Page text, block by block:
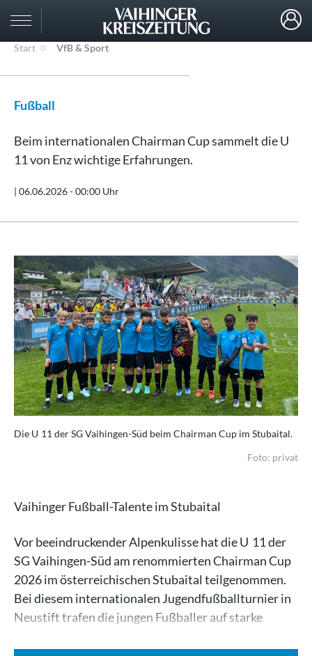
Start VfB & Sport
Fußball
Beim internationalen Chairman Cup sammelt die U
11 von Enz wichtige Erfahrungen.
| 06.06.2026 - 00:00 Uhr
Die U 11 der SG Vaihingen-Süd beim Chairman Cup im Stubaital.
Foto: privat
Vaihinger Fußball-Talente im Stubaital
Vor beeindruckender Alpenkulisse hat die U 11 der
SG Vaihingen-Süd am renommierten Chairman Cup
2026 im österreichischen Stubaital teilgenommen.
Bei diesem internationalen Jugendfußballturnier in
Neustift trafen die jungen Fußballer auf starke